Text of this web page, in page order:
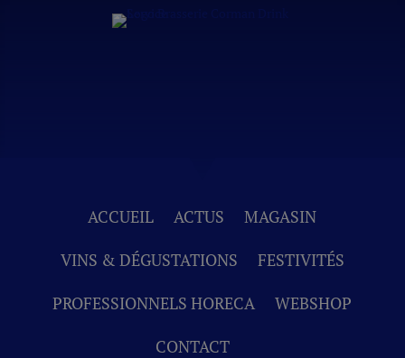
ACCUEIL ACTUS
MAGASIN
VINS & DÉGUSTATIONS
FESTIVITÉS
PROFESSIONNELS HORECA
WEBSHOP
CONTACT